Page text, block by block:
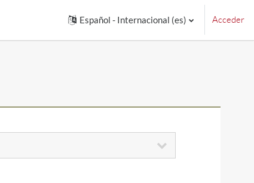
Español - Internacional ‎(es)‎ Acceder